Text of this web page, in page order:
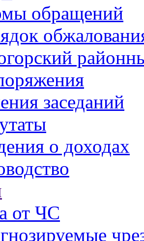
обращений
заседаний
о доходах
от ЧС